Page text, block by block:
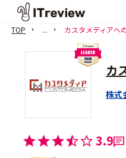
TOP ... カスタメディアへ
カ
株式
3.9